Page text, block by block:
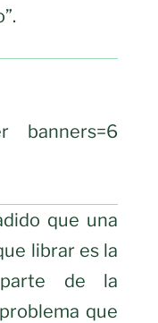
banners=6
que una
librar es la
parte de la
que